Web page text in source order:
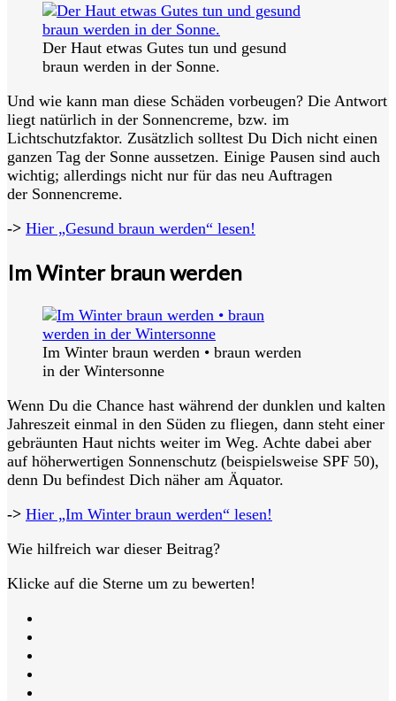
Der Haut etwas Gutes tun und gesund
braun werden in der Sonne.
Und wie kann man diese Schäden vorbeugen? Die Antwort
liegt natürlich in der Sonnencreme, bzw. im
Lichtschutzfaktor. Zusätzlich solltest Du Dich nicht einen
ganzen Tag der Sonne aussetzen. Einige Pausen sind auch
wichtig; allerdings nicht nur für das neu Auftragen
der Sonnencreme.
-> Hier „Gesund braun werden“ lesen!
Im Winter braun werden
Im Winter braun werden • braun werden
in der Wintersonne
Wenn Du die Chance hast während der dunklen und kalten
Jahreszeit einmal in den Süden zu fliegen, dann steht einer
gebräunten Haut nichts weiter im Weg. Achte dabei aber
auf höherwertigen Sonnenschutz (beispielsweise SPF 50),
denn Du befindest Dich näher am Äquator.
-> Hier „Im Winter braun werden“ lesen!
Wie hilfreich war dieser Beitrag?
Klicke auf die Sterne um zu bewerten!